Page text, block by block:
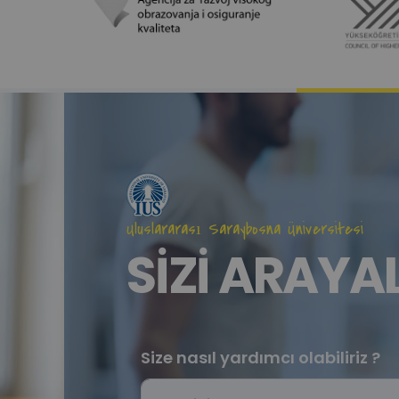
Uluslararası Saraybosna Üniversitesi
SİZİ